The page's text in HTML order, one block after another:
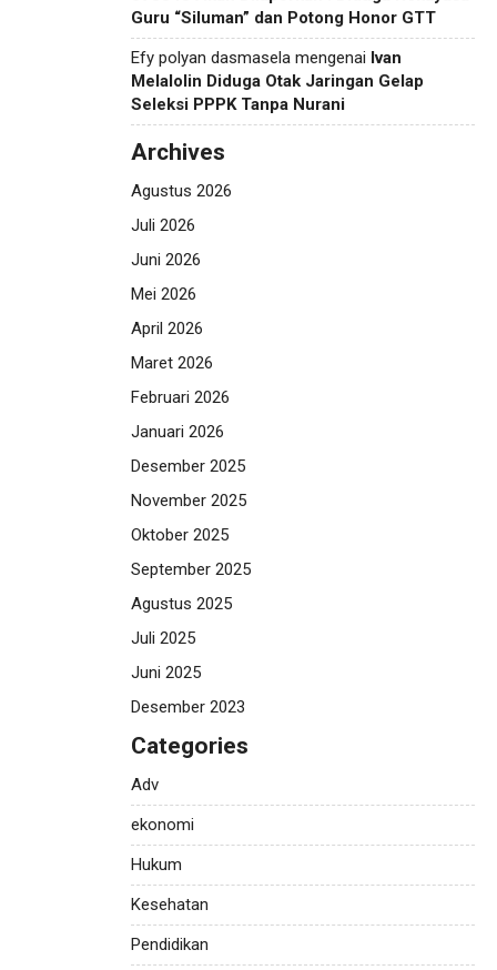
Guru “Siluman” dan Potong Honor GTT
Efy polyan dasmasela mengenai Ivan
Melalolin Diduga Otak Jaringan Gelap
Seleksi PPPK Tanpa Nurani
Archives
Agustus 2026
Juli 2026
Juni 2026
Mei 2026
April 2026
Maret 2026
Februari 2026
Januari 2026
Desember 2025
November 2025
Oktober 2025
September 2025
Agustus 2025
Juli 2025
Juni 2025
Desember 2023
Categories
Adv
ekonomi
Hukum
Kesehatan
Pendidikan